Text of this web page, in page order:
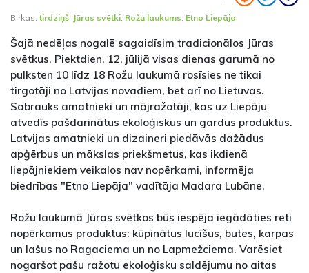
Birkas:tirdziņš, Jūras svētki, Rožu laukums, Etno Liepāja
Šajā nedēļas nogalē sagaidīsim tradicionālos Jūras
svētkus. Piektdien, 12. jūlijā visas dienas garumā no
pulksten 10 līdz 18 Rožu laukumā rosīsies ne tikai
tirgotāji no Latvijas novadiem, bet arī no Lietuvas.
Sabrauks amatnieki un mājražotāji, kas uz Liepāju
atvedīs pašdarinātus ekoloģiskus un gardus produktus.
Latvijas amatnieki un dizaineri piedāvās dažādus
apģērbus un mākslas priekšmetus, kas ikdienā
liepājniekiem veikalos nav nopērkami, informēja
biedrības "Etno Liepāja" vadītāja Madara Lubāne.
Rožu laukumā Jūras svētkos būs iespēja iegādāties reti
nopērkamus produktus: kūpinātus lucīšus, butes, karpas
un lašus no Ragaciema un no Lapmežciema. Varēsiet
nogaršot pašu ražotu ekoloģisku saldējumu no aitas